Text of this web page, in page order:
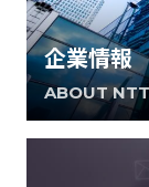
企業情報
ABOUT